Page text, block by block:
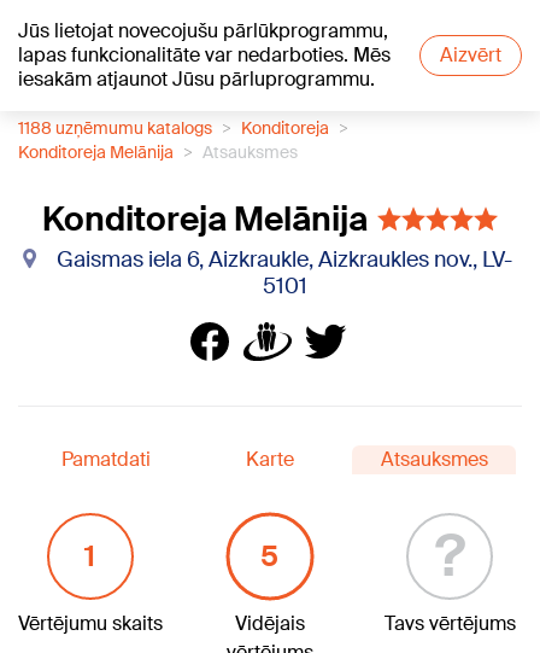
Jūs lietojat novecojušu pārlūkprogrammu,
lapas funkcionalitāte var nedarboties. Mēs
iesakām atjaunot Jūsu pārluprogrammu.
Aizvērt
+15°C
1188 uzņēmumu katalogs
Konditoreja
Konditoreja Melānija
Atsauksmes
Konditoreja Melānija
Gaismas iela 6, Aizkraukle, Aizkraukles nov., LV-
5101
Pamatdati Karte Atsauksmes
1
Vērtējumu skaits
5
Vidējais
?
Tavs vērtējums